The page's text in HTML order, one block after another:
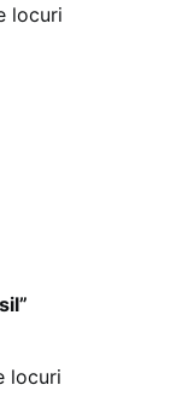
locuri
locuri